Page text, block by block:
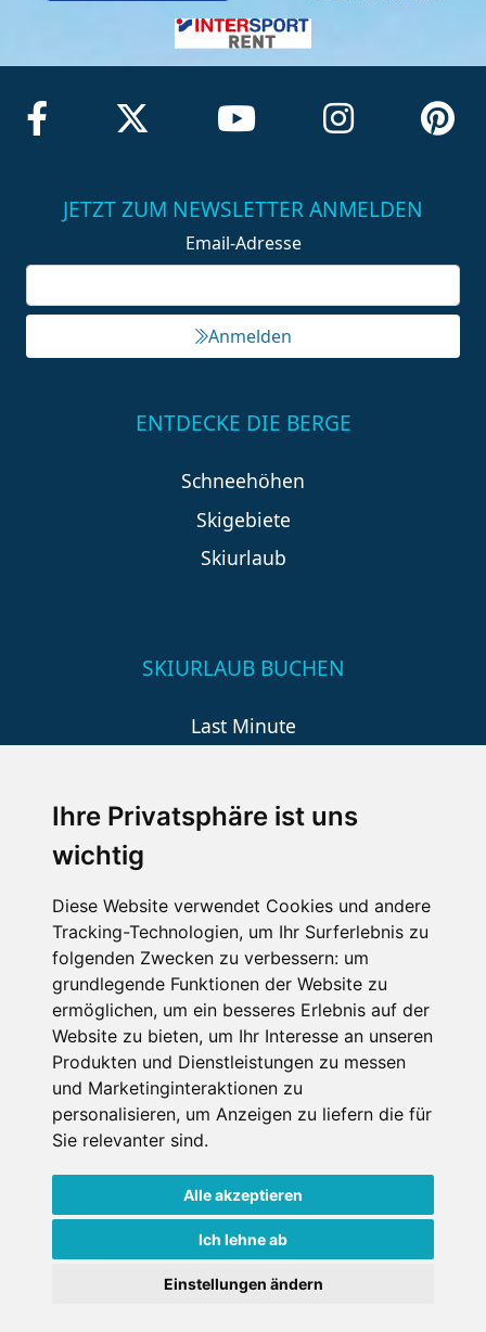
Ihre Privatsphäre ist uns
wichtig
Diese Website verwendet Cookies und andere
Tracking-Technologien, um Ihr Surferlebnis zu
folgenden Zwecken zu verbessern: um
grundlegende Funktionen der Website zu
ermöglichen, um ein besseres Erlebnis auf der
Website zu bieten, um Ihr Interesse an unseren
Produkten und Dienstleistungen zu messen
und Marketinginteraktionen zu
personalisieren, um Anzeigen zu liefern die für
Sie relevanter sind.
Alle akzeptieren
Ich lehne ab
Einstellungen ändern
JETZT ZUM NEWSLETTER ANMELDEN
Email-Adresse
Anmelden
ENTDECKE DIE BERGE
Schneehöhen
Skigebiete
Skiurlaub
SKIURLAUB BUCHEN
Last Minute
Wellness
SCHNEEHÖHEN SKI APP
Die Schneehoehen Ski APP für iOS und Android - Ein
Muss für alle Wintersportler und Schneefreaks!
Impressum
Datenschutz
Nutzungsbedingungen
Kontakt
Portale
FAQ Newsletter Mediadaten